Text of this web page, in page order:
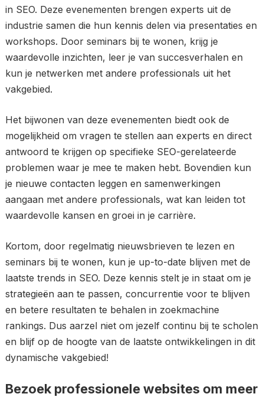
in SEO. Deze evenementen brengen experts uit de
industrie samen die hun kennis delen via presentaties en
workshops. Door seminars bij te wonen, krijg je
waardevolle inzichten, leer je van succesverhalen en
kun je netwerken met andere professionals uit het
vakgebied.
Het bijwonen van deze evenementen biedt ook de
mogelijkheid om vragen te stellen aan experts en direct
antwoord te krijgen op specifieke SEO-gerelateerde
problemen waar je mee te maken hebt. Bovendien kun
je nieuwe contacten leggen en samenwerkingen
aangaan met andere professionals, wat kan leiden tot
waardevolle kansen en groei in je carrière.
Kortom, door regelmatig nieuwsbrieven te lezen en
seminars bij te wonen, kun je up-to-date blijven met de
laatste trends in SEO. Deze kennis stelt je in staat om je
strategieën aan te passen, concurrentie voor te blijven
en betere resultaten te behalen in zoekmachine
rankings. Dus aarzel niet om jezelf continu bij te scholen
en blijf op de hoogte van de laatste ontwikkelingen in dit
dynamische vakgebied!
Bezoek professionele websites om meer